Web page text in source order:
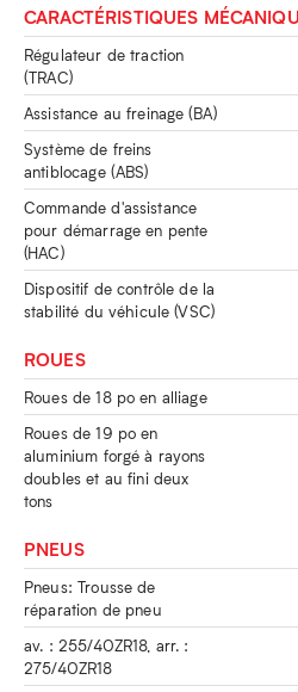
CARACTÉRISTIQUES
Régulateur de traction
(TRAC)
Assistance au freinage (BA)
Système de freins
antiblocage (ABS)
Commande d'assistance
pour démarrage en pente
(HAC)
Dispositif de contrôle de la
stabilité du véhicule (VSC)
ROUES
Roues de 18 po en alliage
Roues de 19 po en
aluminium forgé à rayons
doubles et au fini deux
tons
PNEUS
Pneus: Trousse de
réparation de pneu
av. : 255/40ZR18, arr. :
275/40ZR18